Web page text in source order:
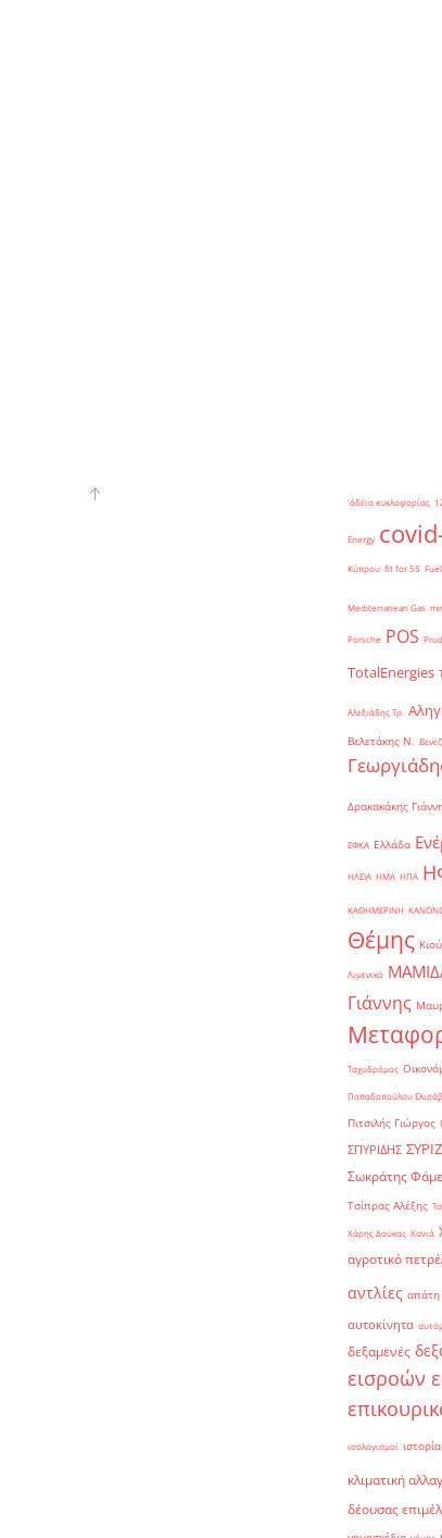
'άδεια κυκλοφορίας
Energy
Κύπρου fit for 55
Mediterranean Gas
Porsche POS
TotalEnergies
Αλεξιάδης Τρ.
Βελετάκης Ν.
Δρακακάκης
ΕΦΚΑ Ελλάδα
ΗΛΕΙΑ ΗΜΑ ΗΠΑ
ΚΑΘΗΜΕΡΙΝΗ
Θέμης
Λιμενικό
Γιάννης
Ταχυδρόμος
Παπαδοπούλου
Πιτσιλής Γιώργος
ΣΠΥΡΙΔΗΣ
Σωκράτης
Τσίπρας Αλέξης
Χάρης Δούκας Χανιά
αγροτικό
αντλίες απάτη
αυτοκίνητα
δεξαμενές
εισροών
ισολογισμοί ιστορία
κλιματική
δέουσας